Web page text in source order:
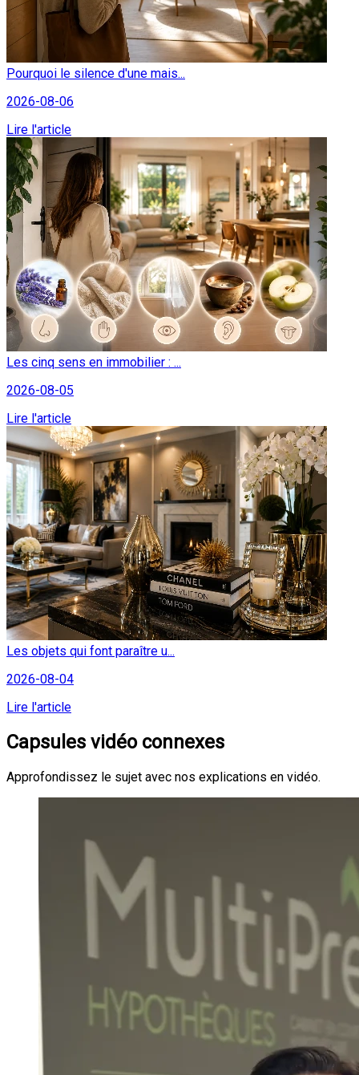
Pourquoi le silence d'une mais...
2026-08-06
Lire l'article
Les cinq sens en immobilier : ...
2026-08-05
Lire l'article
Les objets qui font paraître u...
2026-08-04
Lire l'article
Capsules vidéo connexes
Approfondissez le sujet avec nos explications en vidéo.